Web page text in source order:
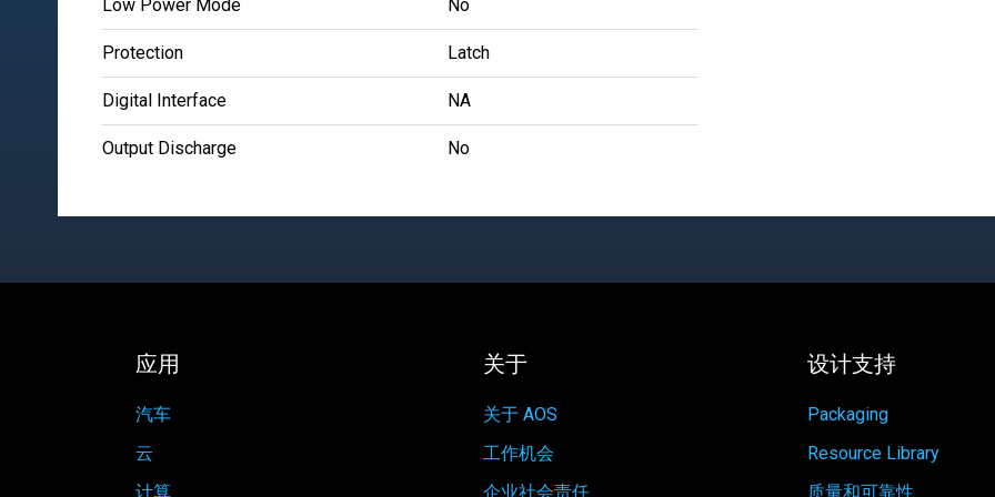
Low Power Mode No
Protection Latch
Digital Interface NA
Output Discharge No
应用
汽车
云
计算
关于
关于 AOS
工作机会
企业社会责任
设计支持
Packaging
Resource Library
质量和可靠性